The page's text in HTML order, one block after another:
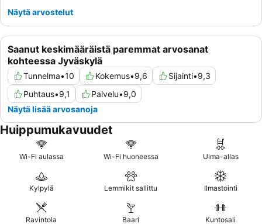
Saanut keskimääräistä paremmat arvosanat
kohteessa Jyväskylä
Tunnelma•10 Kokemus•9,6 Sijainti•9,3
Puhtaus•9,1 Palvelu•9,0
Näytä lisää arvosanoja
Näytä arvostelut
Huippumukavuudet
Wi-Fi aulassa Wi-Fi huoneessa Uima-allas
Kylpylä Lemmikit sallittu Ilmastointi
Ravintola Baari Kuntosali